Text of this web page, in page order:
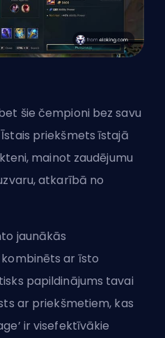
šie čempioni bez savu
priekšmets īstajā
mainot zaudējumu
atkarībā no
jaunākās
kombinēts ar īsto
papildinājums tavai
ar priekšmetiem, kas
ir visefektīvākie